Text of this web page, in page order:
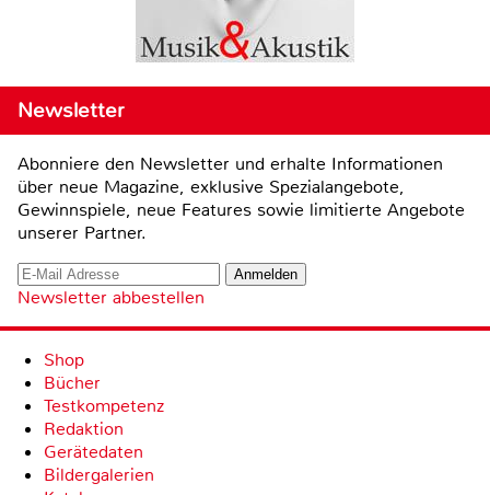
Newsletter
Abonniere den Newsletter und erhalte Informationen
über neue Magazine, exklusive Spezialangebote,
Gewinnspiele, neue Features sowie limitierte Angebote
unserer Partner.
Newsletter abbestellen
Shop
Bücher
Testkompetenz
Redaktion
Gerätedaten
Bildergalerien